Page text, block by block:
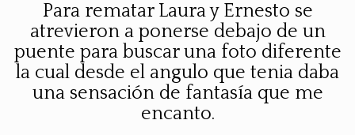
Para rematar Laura y Ernesto se
atrevieron a ponerse debajo de un
puente para buscar una foto diferente
la cual desde el angulo que tenia daba
una sensación de fantasía que me
encanto.